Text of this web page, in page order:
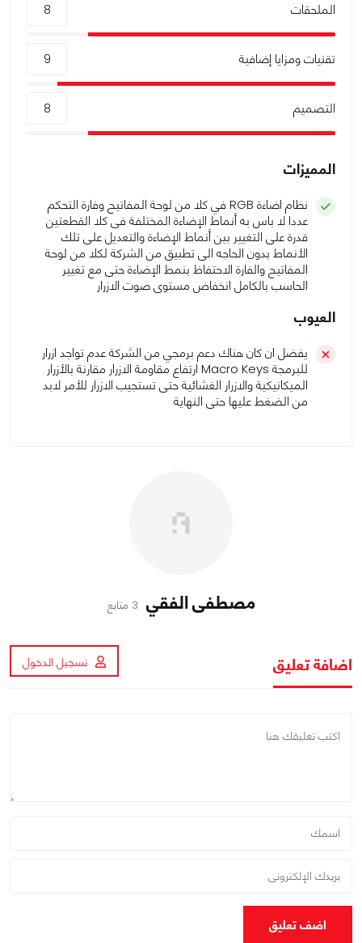
الملحقات 8
تقنيات ومزايا إضافية 9
التصميم 8
المميزات
نظام اضاءة RGB في كلا من لوحة المفاتيح وفارة التحكم
عددا لا باس به أنماط الإضاءة المختلفة فى كلا القطعتين
قدرة على التغيير بين أنماط الإضاءة والتعديل على تلك
الأنماط بدون الحاجه الى تطبيق من الشركة لكلا من لوحة
المفاتيح والفارة الاحتفاظ بنمط الإضاءة حتى مع تغيير
الحاسب بالكامل انخفاض مستوى صوت الازرار
العيوب
يفضل ان كان هناك دعم برمجي من الشركة عدم تواجد ازرار
للبرمجة Macro Keys ارتفاع مقاومة الازرار مقارنة بالأزرار
الميكانيكية والازرار الغشائية حتى تستجيب الازرار للأمر لابد
من الضغط عليها حتى النهاية
مصطفى الفقي 3 متابع
اضافة تعليق تسجيل الدخول
اضف تعليق